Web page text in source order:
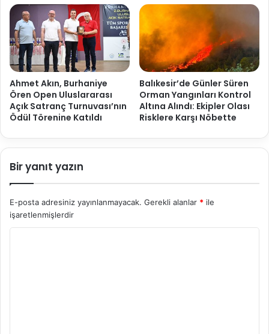
Ahmet Akın, Burhaniye
Ören Open Uluslararası
Açık Satranç Turnuvası’nın
Ödül Törenine Katıldı
Balıkesir’de Günler Süren
Orman Yangınları Kontrol
Altına Alındı: Ekipler Olası
Risklere Karşı Nöbette
Bir yanıt yazın
E-posta adresiniz yayınlanmayacak. Gerekli alanlar * ile
işaretlenmişlerdir